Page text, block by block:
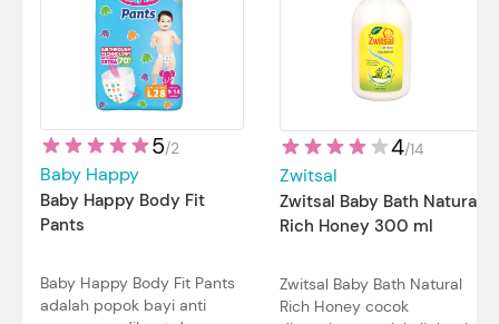
5/2
Baby Happy
Baby Happy Body Fit
Pants
Baby Happy Body Fit Pants
adalah popok bayi anti
4/14
Zwitsal
Zwitsal Baby Bath Natural
Rich Honey 300 ml
Zwitsal Baby Bath Natural
Rich Honey cocok